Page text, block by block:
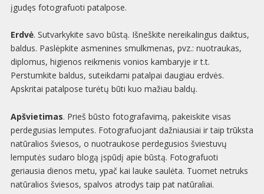
įgudęs fotografuoti patalpose.
Erdvė. Sutvarkykite savo būstą. Išneškite nereikalingus daiktus,
baldus. Paslėpkite asmenines smulkmenas, pvz.: nuotraukas,
diplomus, higienos reikmenis vonios kambaryje ir t.t.
Perstumkite baldus, suteikdami patalpai daugiau erdvės.
Apskritai patalpose turėtų būti kuo mažiau baldų.
Apšvietimas. Prieš būsto fotografavimą, pakeiskite visas
perdegusias lemputes. Fotografuojant dažniausiai ir taip trūksta
natūralios šviesos, o nuotraukose perdegusios šviestuvų
lemputės sudaro blogą įspūdį apie būstą. Fotografuoti
geriausia dienos metu, ypač kai lauke saulėta. Tuomet netruks
natūralios šviesos, spalvos atrodys taip pat natūraliai.